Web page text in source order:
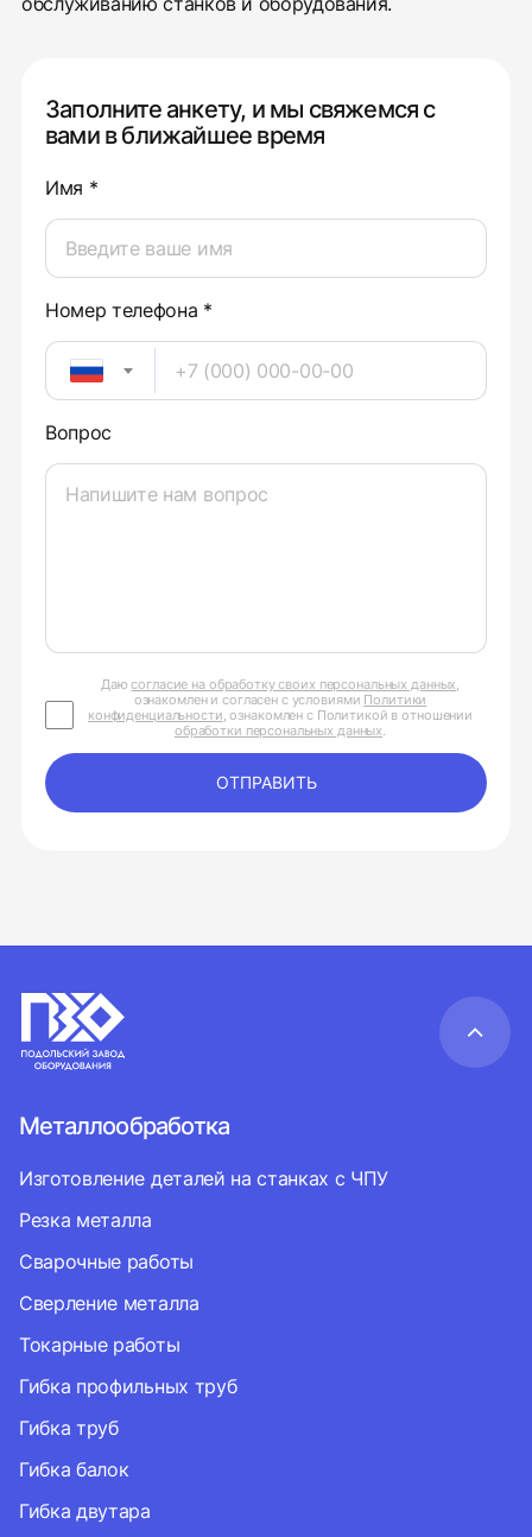
Заполните анкету, и мы свяжемся с
вами в ближайшее время
Имя *
Номер телефона *
Вопрос
Даюсогласие на обработку своих персональных данных,
ознакомлен и согласен с условиями Политики
конфиденциальности, ознакомлен с Политикой в отношении
обработки персональных данных.
ОТПРАВИТЬ
Металлообработка
Изготовление деталей на станках с ЧПУ
Резка металла
Сварочные работы
Сверление металла
Токарные работы
Гибка профильных труб
Гибка труб
Гибка балок
Гибка двутара